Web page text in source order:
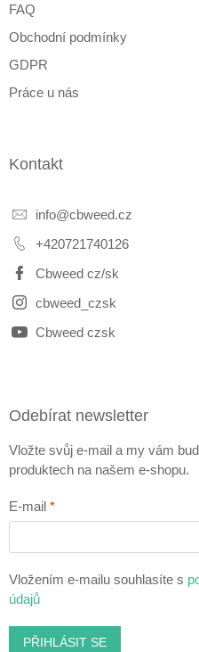
FAQ
Obchodní podmínky
GDPR
Práce u nás
Kontakt
info@cbweed.cz
+420721740126
Cbweed cz/sk
cbweed_czsk
Cbweed czsk
Odebírat newsletter
Vložte svůj e-mail a my vám
produktech na našem e-shopu.
E-mail
Vložením e-mailu souhlasíte s
údajů
PŘIHLÁSIT SE